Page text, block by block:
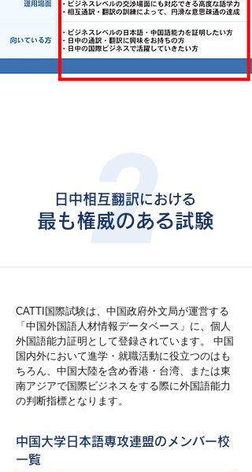
2
日中相互翻訳における
最も権威のある試験
CATTI国際試験は、中国政府外文局が運営する
「中国外国語人材情報データベース」に、個人
外国語能力証明として登録されています。 中国
国内外において進学・就職活動に役立つのはも
ちろん、中国大陸を含め香港・台湾、または東
南アジアで国際ビジネスをする際に外国語能力
の判断指標となります。
中国大学日本語専攻連盟のメンバー校
一覧